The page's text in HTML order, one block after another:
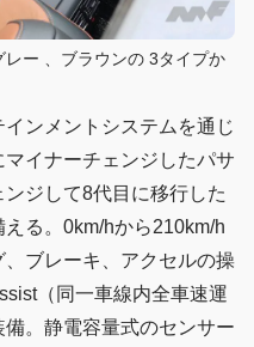
ー 、ブラウンの 3タイプか
ンメントシステムを通じ
イナーチェンジしたパサ
ジして8代目に移行した
る。0km/hから210km/h
ブレーキ、アクセルの操
（同一車線内全車速運
。静電容量式のセンサー